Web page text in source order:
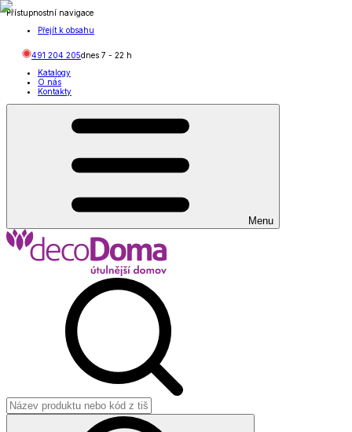
Přístupnostní navigace
Přejít k obsahu
491 204 205dnes 7 - 22 h
Katalogy
O nás
Kontakty
Menu